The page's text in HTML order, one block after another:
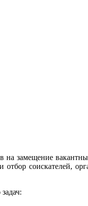
на замещение
соискателей,